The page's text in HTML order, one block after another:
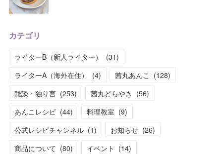
カテゴリ
ライターB（新人ライター） (31)
ライターA（海外在住）
(4) 茜丸あんこ (128)
雑談・独り言 (253) 茜丸どらやき (56)
あんこレシピ (44) 料理教室 (9)
公式レシピチャンネル (1) お知らせ (26)
商品について (80) イベント (14)